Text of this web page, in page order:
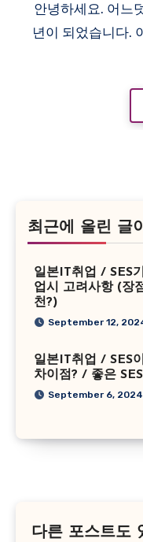
안녕하세요. 어느덧 일본 IT 업계에서 근무한 지 3
년이 되었습니다.
최근에 올린 글
일본IT취업 / SES
업시 고려사항 (장
천?)
September 12,
일본IT취업 / SES
차이점? / 좋은
September 6, 2024
다른 포스트도